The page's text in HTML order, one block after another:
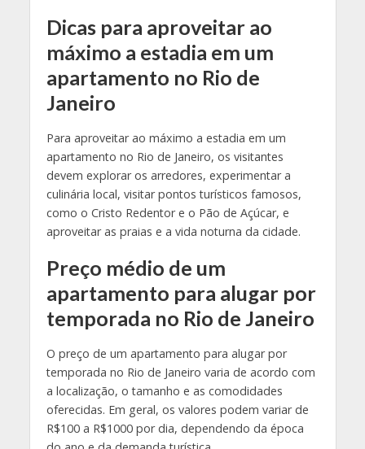
Dicas para aproveitar ao
máximo a estadia em um
apartamento no Rio de
Janeiro
Para aproveitar ao máximo a estadia em um
apartamento no Rio de Janeiro, os visitantes
devem explorar os arredores, experimentar a
culinária local, visitar pontos turísticos famosos,
como o Cristo Redentor e o Pão de Açúcar, e
aproveitar as praias e a vida noturna da cidade.
Preço médio de um
apartamento para alugar por
temporada no Rio de Janeiro
O preço de um apartamento para alugar por
temporada no Rio de Janeiro varia de acordo com
a localização, o tamanho e as comodidades
oferecidas. Em geral, os valores podem variar de
R$100 a R$1000 por dia, dependendo da época